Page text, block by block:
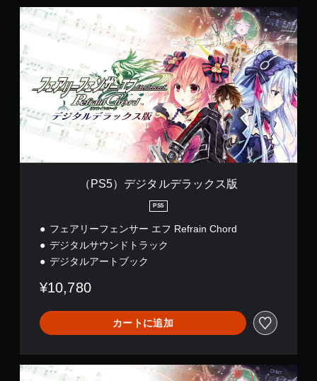
（
P
5
）
デ
タ
ル
デ
ッ
ク
（PS5）デジタルデラックス版
PS5
フェアリーフェンサー エフ Refrain Chord
デジタルサウンドトラック
デジタルアートブック
¥10,780
カートに追加
（